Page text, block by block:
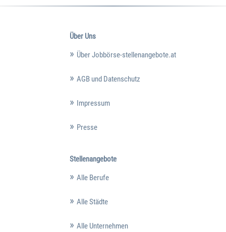
Über Uns
Über Jobbörse-stellenangebote.at
AGB und Datenschutz
Impressum
Presse
Stellenangebote
Alle Berufe
Alle Städte
Alle Unternehmen